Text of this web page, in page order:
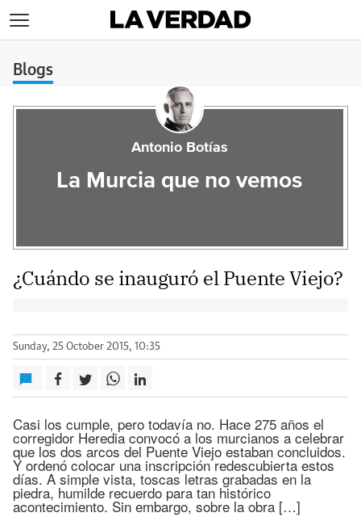
Blogs
Antonio Botías
La Murcia que no vemos
¿Cuándo se inauguró el Puente Viejo?
Sunday, 25 October 2015, 10:35
Casi los cumple, pero todavía no. Hace 275 años el
corregidor Heredia convocó a los murcianos a celebrar
que los dos arcos del Puente Viejo estaban concluidos.
Y ordenó colocar una inscripción redescubierta estos
días. A simple vista, toscas letras grabadas en la
piedra, humilde recuerdo para tan histórico
acontecimiento. Sin embargo, sobre la obra […]